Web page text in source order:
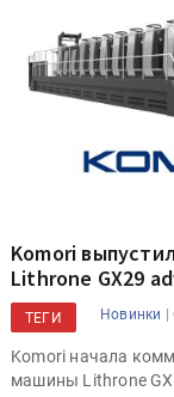
Komori
Lithrone GX29
ТЕГИ Новинки |
Komori начала
машины Lithrone